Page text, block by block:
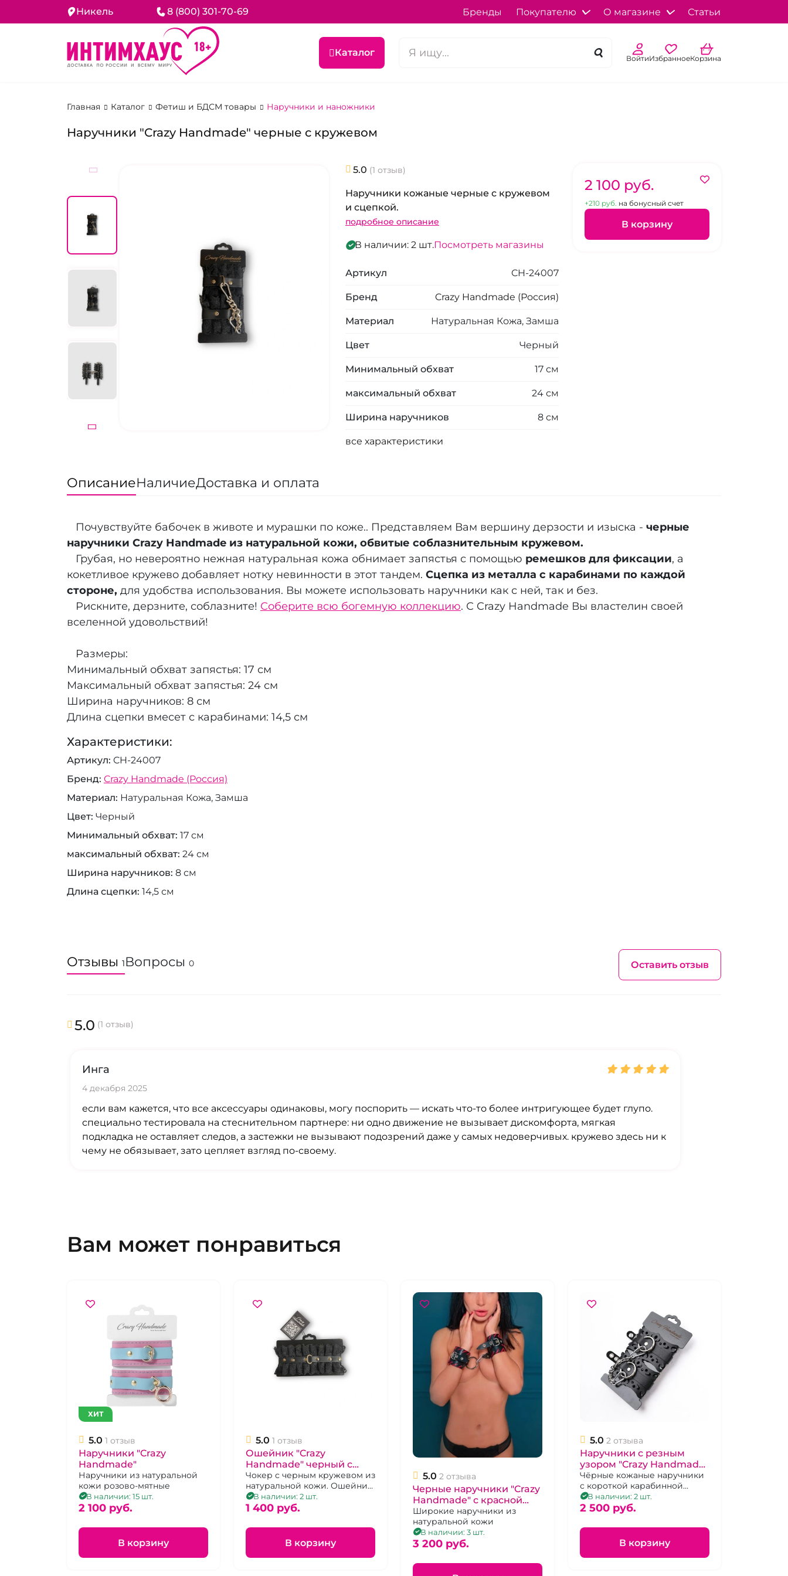
Никель 8 (800) 301-70-69 Бренды Покупателю О магазине Статьи
Каталог ВойтиИзбранноеКорзина
Главная Каталог Фетиш и БДСМ товары Наручники и наножники
Наручники "Crazy Handmade" черные с кружевом
5.0 (1 отзыв)
Наручники кожаные черные с кружевом
и сцепкой.
подробное описание
В наличии: 2 шт.Посмотреть магазины
Артикул CH-24007
Бренд Crazy Handmade (Россия)
Материал Натуральная Кожа, Замша
Цвет Черный
Минимальный обхват 17 см
максимальный обхват 24 см
Ширина наручников 8 см
все характеристики
2 100 pуб.
+210 pуб. на бонусный счет
В корзину
ОписаниеНаличиеДоставка и оплата
Почувствуйте бабочек в животе и мурашки по коже.. Представляем Вам вершину дерзости и изыска - черные
наручники Crazy Handmade из натуральной кожи, обвитые соблазнительным кружевом.
Грубая, но невероятно нежная натуральная кожа обнимает запястья с помощью ремешков для фиксации, а
кокетливое кружево добавляет нотку невинности в этот тандем. Сцепка из металла с карабинами по каждой
стороне, для удобства использования. Вы можете использовать наручники как с ней, так и без.
Рискните, дерзните, соблазните! Соберите всю богемную коллекцию. С Crazy Handmade Вы властелин своей
вселенной удовольствий!
Размеры:
Минимальный обхват запястья: 17 см
Максимальный обхват запястья: 24 см
Ширина наручников: 8 см
Длина сцепки вмесет с карабинами: 14,5 см
Характеристики:
Артикул CH-24007
Бренд Crazy Handmade (Россия)
Материал Натуральная Кожа, Замша
Цвет Черный
Минимальный обхват 17 см
максимальный обхват 24 см
Ширина наручников 8 см
Длина сцепки 14,5 см
Отзывы 1Вопросы 0 Оставить отзыв
5.0 (1 отзыв)
Инга
4 декабря 2025
если вам кажется, что все аксессуары одинаковы, могу поспорить — искать что-то более интригующее будет глупо.
специально тестировала на стеснительном партнере: ни одно движение не вызывает дискомфорта, мягкая
подкладка не оставляет следов, а застежки не вызывают подозрений даже у самых недоверчивых. кружево здесь ни к
чему не обязывает, зато цепляет взгляд по-своему.
Вам может понравиться
ХИТ
5.0 1 отзыв
Наручники "Crazy
Handmade"
Наручники из натуральной
кожи розово-мятные
В наличии: 15 шт.
2 100 pуб.
В корзину
5.0 1 отзыв
Ошейник "Crazy
Handmade" черный с
кружевом
Чокер с черным кружевом из
натуральной кожи. Ошейник
с черным кружевом и
кольцом под поводок
В наличии: 2 шт.
1 400 pуб.
В корзину
5.0 2 отзыва
Черные наручники "Crazy
Handmade" с красной
окантовкой
Широкие наручники из
натуральной кожи
В наличии: 3 шт.
3 200 pуб.
5.0 2 отзыва
Наручники с резным
узором "Crazy Handmade"
из черной кожи
Чёрные кожаные наручники
с короткой карабинной
сцепкой и металлической
фурнитурой.
В наличии: 2 шт.
2 500 pуб.
В корзину